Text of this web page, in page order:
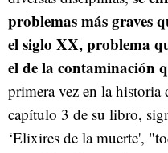
problemas más graves
el siglo XX, problema
el de la contaminación
primera vez en la
capítulo 3 de su libro,
‘Elixires de la muerte',